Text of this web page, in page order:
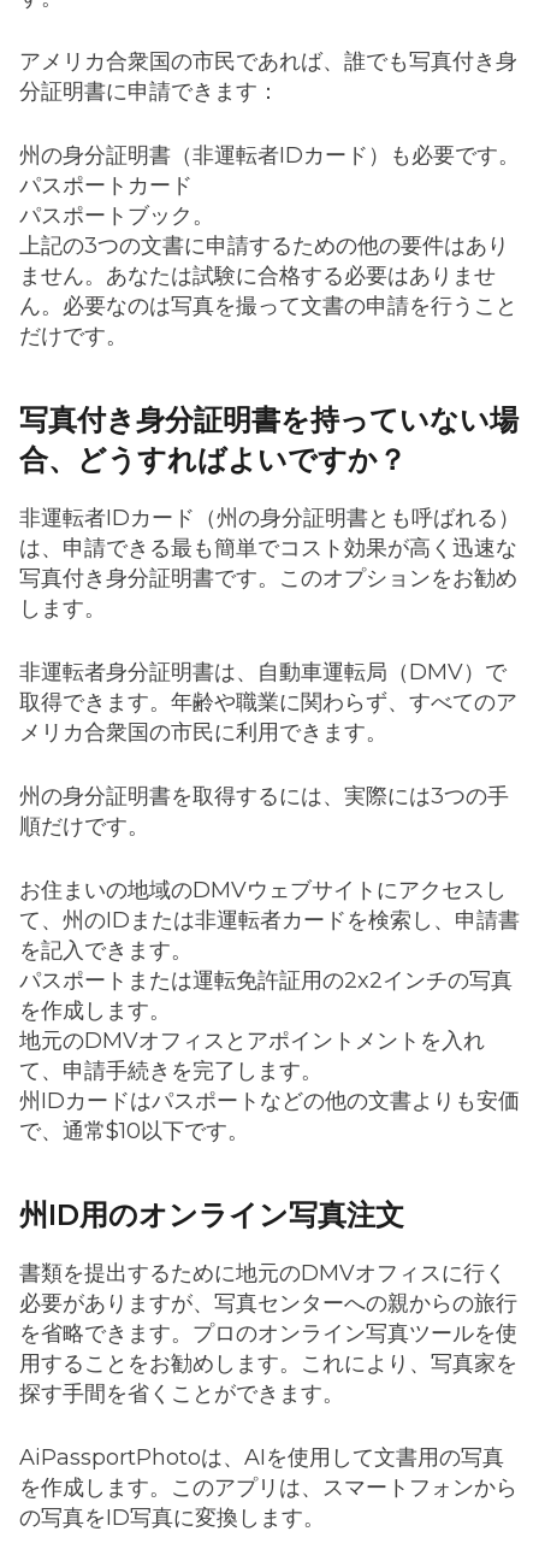
アメリカ合衆国の市民であれば、誰でも写真付き身
分証明書に申請できます：
州の身分証明書（非運転者IDカード）も必要です。
パスポートカード
パスポートブック。
上記の3つの文書に申請するための他の要件はあり
ません。あなたは試験に合格する必要はありませ
ん。必要なのは写真を撮って文書の申請を行うこと
だけです。
写真付き身分証明書を持っていない場
合、どうすればよいですか？
非運転者IDカード（州の身分証明書とも呼ばれる）
は、申請できる最も簡単でコスト効果が高く迅速な
写真付き身分証明書です。このオプションをお勧め
します。
非運転者身分証明書は、自動車運転局（DMV）で
取得できます。年齢や職業に関わらず、すべてのア
メリカ合衆国の市民に利用できます。
州の身分証明書を取得するには、実際には3つの手
順だけです。
お住まいの地域のDMVウェブサイトにアクセスし
て、州のIDまたは非運転者カードを検索し、申請書
を記入できます。
パスポートまたは運転免許証用の2x2インチの写真
を作成します。
地元のDMVオフィスとアポイントメントを入れ
て、申請手続きを完了します。
州IDカードはパスポートなどの他の文書よりも安価
で、通常$10以下です。
州ID用のオンライン写真注文
書類を提出するために地元のDMVオフィスに行く
必要がありますが、写真センターへの親からの旅行
を省略できます。プロのオンライン写真ツールを使
用することをお勧めします。これにより、写真家を
探す手間を省くことができます。
AiPassportPhotoは、AIを使用して文書用の写真
を作成します。このアプリは、スマートフォンから
の写真をID写真に変換します。